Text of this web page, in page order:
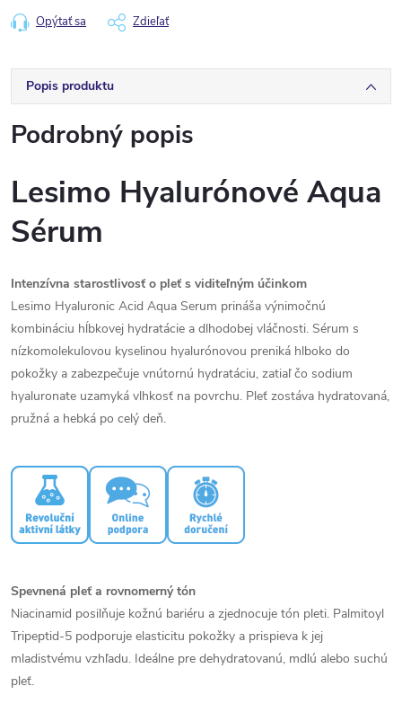
Opýtať sa Zdieľať
Popis produktu
Podrobný popis
Lesimo Hyalurónové Aqua
Sérum
Intenzívna starostlivosť o pleť s viditeľným účinkom
Lesimo Hyaluronic Acid Aqua Serum prináša výnimočnú
kombináciu hĺbkovej hydratácie a dlhodobej vláčnosti. Sérum s
nízkomolekulovou kyselinou hyalurónovou preniká hlboko do
pokožky a zabezpečuje vnútornú hydratáciu, zatiaľ čo sodium
hyaluronate uzamyká vlhkosť na povrchu. Pleť zostáva hydratovaná,
pružná a hebká po celý deň.
Spevnená pleť a rovnomerný tón
Niacinamid posilňuje kožnú bariéru a zjednocuje tón pleti. Palmitoyl
Tripeptid-5 podporuje elasticitu pokožky a prispieva k jej
mladistvému vzhľadu. Ideálne pre dehydratovanú, mdlú alebo suchú
pleť.